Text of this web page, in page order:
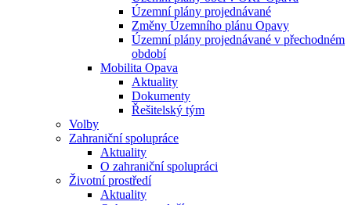
Územní plány projednávané
Změny Územního plánu Opavy
Územní plány projednávané v přechodném
období
Mobilita Opava
Aktuality
Dokumenty
Řešitelský tým
Volby
Zahraniční spolupráce
Aktuality
O zahraniční spolupráci
Životní prostředí
Aktuality